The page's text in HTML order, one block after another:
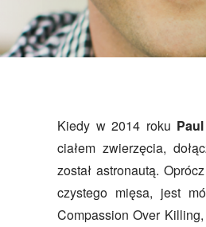
Kiedy w 2014 roku
ciałem zwierzęcia,
został astronautą.
czystego mięsa, jest
Compassion Over
jego pracy i